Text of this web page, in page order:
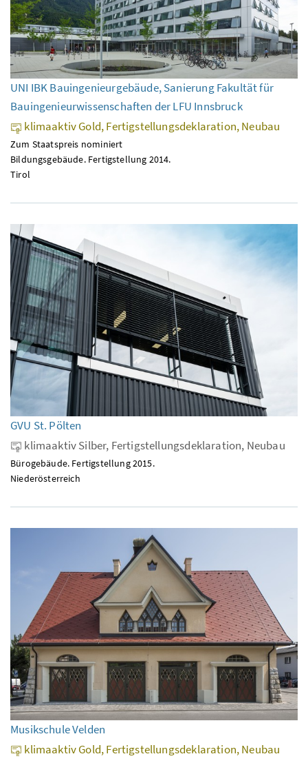
UNI IBK Bauingenieurgebäude, Sanierung Fakultät für
Bauingenieurwissenschaften der LFU Innsbruck
klimaaktiv Gold, Fertigstellungsdeklaration, Neubau
Zum Staatspreis nominiert
Bildungsgebäude. Fertigstellung 2014.
Tirol
GVU St. Pölten
klimaaktiv Silber, Fertigstellungsdeklaration, Neubau
Bürogebäude. Fertigstellung 2015.
Niederösterreich
Musikschule Velden
klimaaktiv Gold, Fertigstellungsdeklaration, Neubau